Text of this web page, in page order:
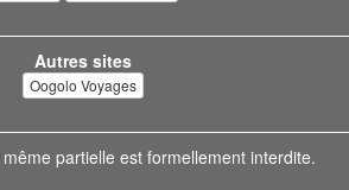
Autres sites
Oogolo Voyages
partielle est formellement interdite.